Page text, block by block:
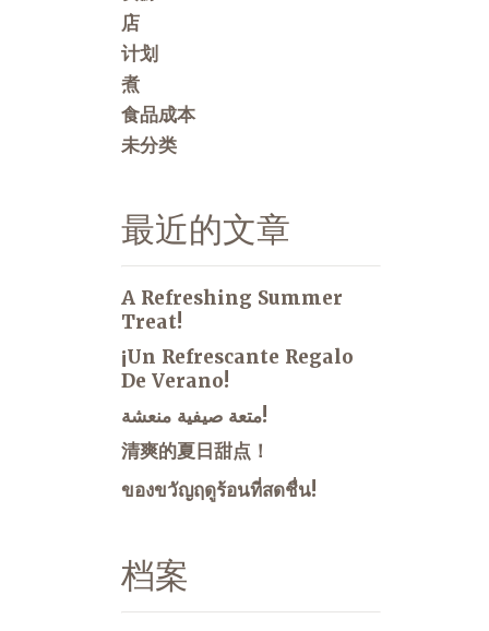
店
计划
煮
食品成本
未分类
最近的文章
A Refreshing Summer
Treat!
¡Un Refrescante Regalo
De Verano!
متعة صيفية منعشة!
清爽的夏日甜点！
ของขวัญฤดูร้อนที่สดชื่น!
档案